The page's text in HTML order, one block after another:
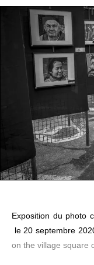
Exposition du photo
le 20 septembre
on the village square